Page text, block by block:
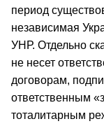
период
независимая
УНР. Отдельно
не несет
договорам,
ответственным
тоталитарным